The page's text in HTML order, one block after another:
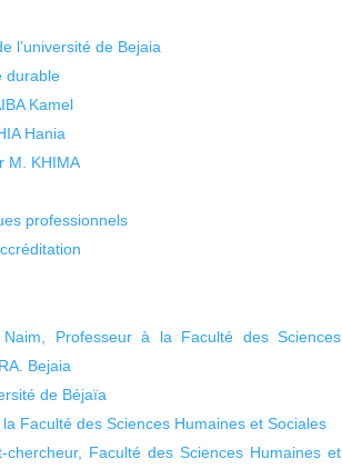
l’université de Bejaia
durable
Kamel
Hania
M. KHIMA
professionnels
Professeur à la Faculté des Sciences
Bejaia
de Béjaïa
Faculté des Sciences Humaines et Sociales
Faculté des Sciences Humaines et